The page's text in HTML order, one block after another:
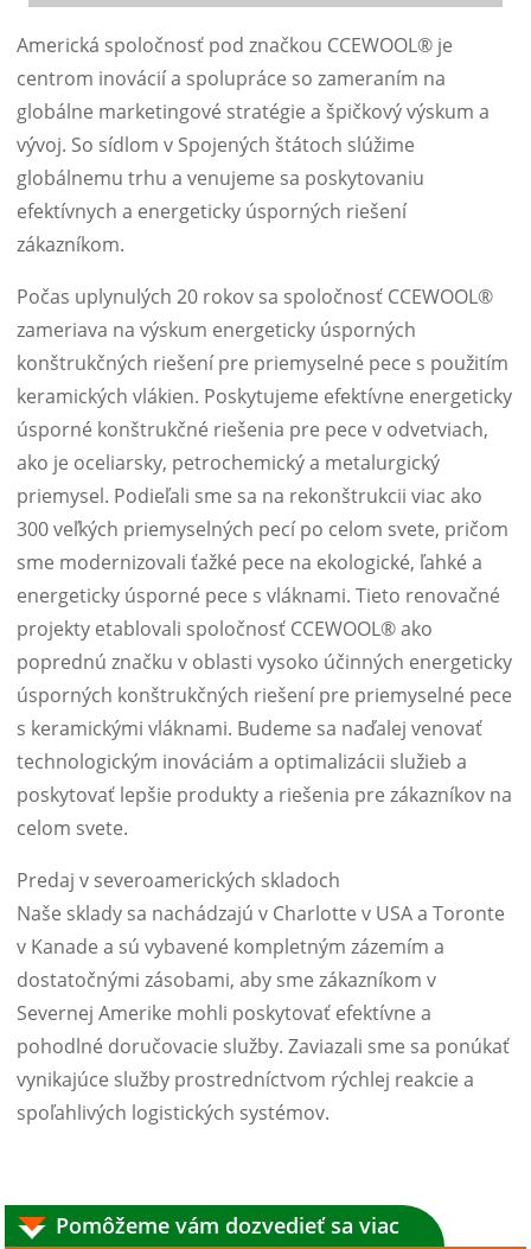
Americká spoločnosť pod značkou CCEWOOL® je
centrom inovácií a spolupráce so zameraním na
globálne marketingové stratégie a špičkový výskum a
vývoj. So sídlom v Spojených štátoch slúžime
globálnemu trhu a venujeme sa poskytovaniu
efektívnych a energeticky úsporných riešení
zákazníkom.
Počas uplynulých 20 rokov sa spoločnosť CCEWOOL®
zameriava na výskum energeticky úsporných
konštrukčných riešení pre priemyselné pece s použitím
keramických vlákien. Poskytujeme efektívne energeticky
úsporné konštrukčné riešenia pre pece v odvetviach,
ako je oceliarsky, petrochemický a metalurgický
priemysel. Podieľali sme sa na rekonštrukcii viac ako
300 veľkých priemyselných pecí po celom svete, pričom
sme modernizovali ťažké pece na ekologické, ľahké a
energeticky úsporné pece s vláknami. Tieto renovačné
projekty etablovali spoločnosť CCEWOOL® ako
poprednú značku v oblasti vysoko účinných energeticky
úsporných konštrukčných riešení pre priemyselné pece
s keramickými vláknami. Budeme sa naďalej venovať
technologickým inováciám a optimalizácii služieb a
poskytovať lepšie produkty a riešenia pre zákazníkov na
celom svete.
Predaj v severoamerických skladoch
Naše sklady sa nachádzajú v Charlotte v USA a Toronte
v Kanade a sú vybavené kompletným zázemím a
dostatočnými zásobami, aby sme zákazníkom v
Severnej Amerike mohli poskytovať efektívne a
pohodlné doručovacie služby. Zaviazali sme sa ponúkať
vynikajúce služby prostredníctvom rýchlej reakcie a
spoľahlivých logistických systémov.
Pomôžeme vám dozvedieť sa viac